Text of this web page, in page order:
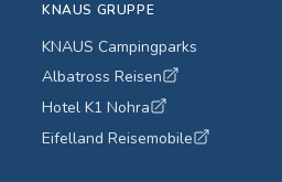
KNAUS GRUPPE
KNAUS Campingparks
Albatross Reisen
Hotel K1 Nohra
Eifelland Reisemobile